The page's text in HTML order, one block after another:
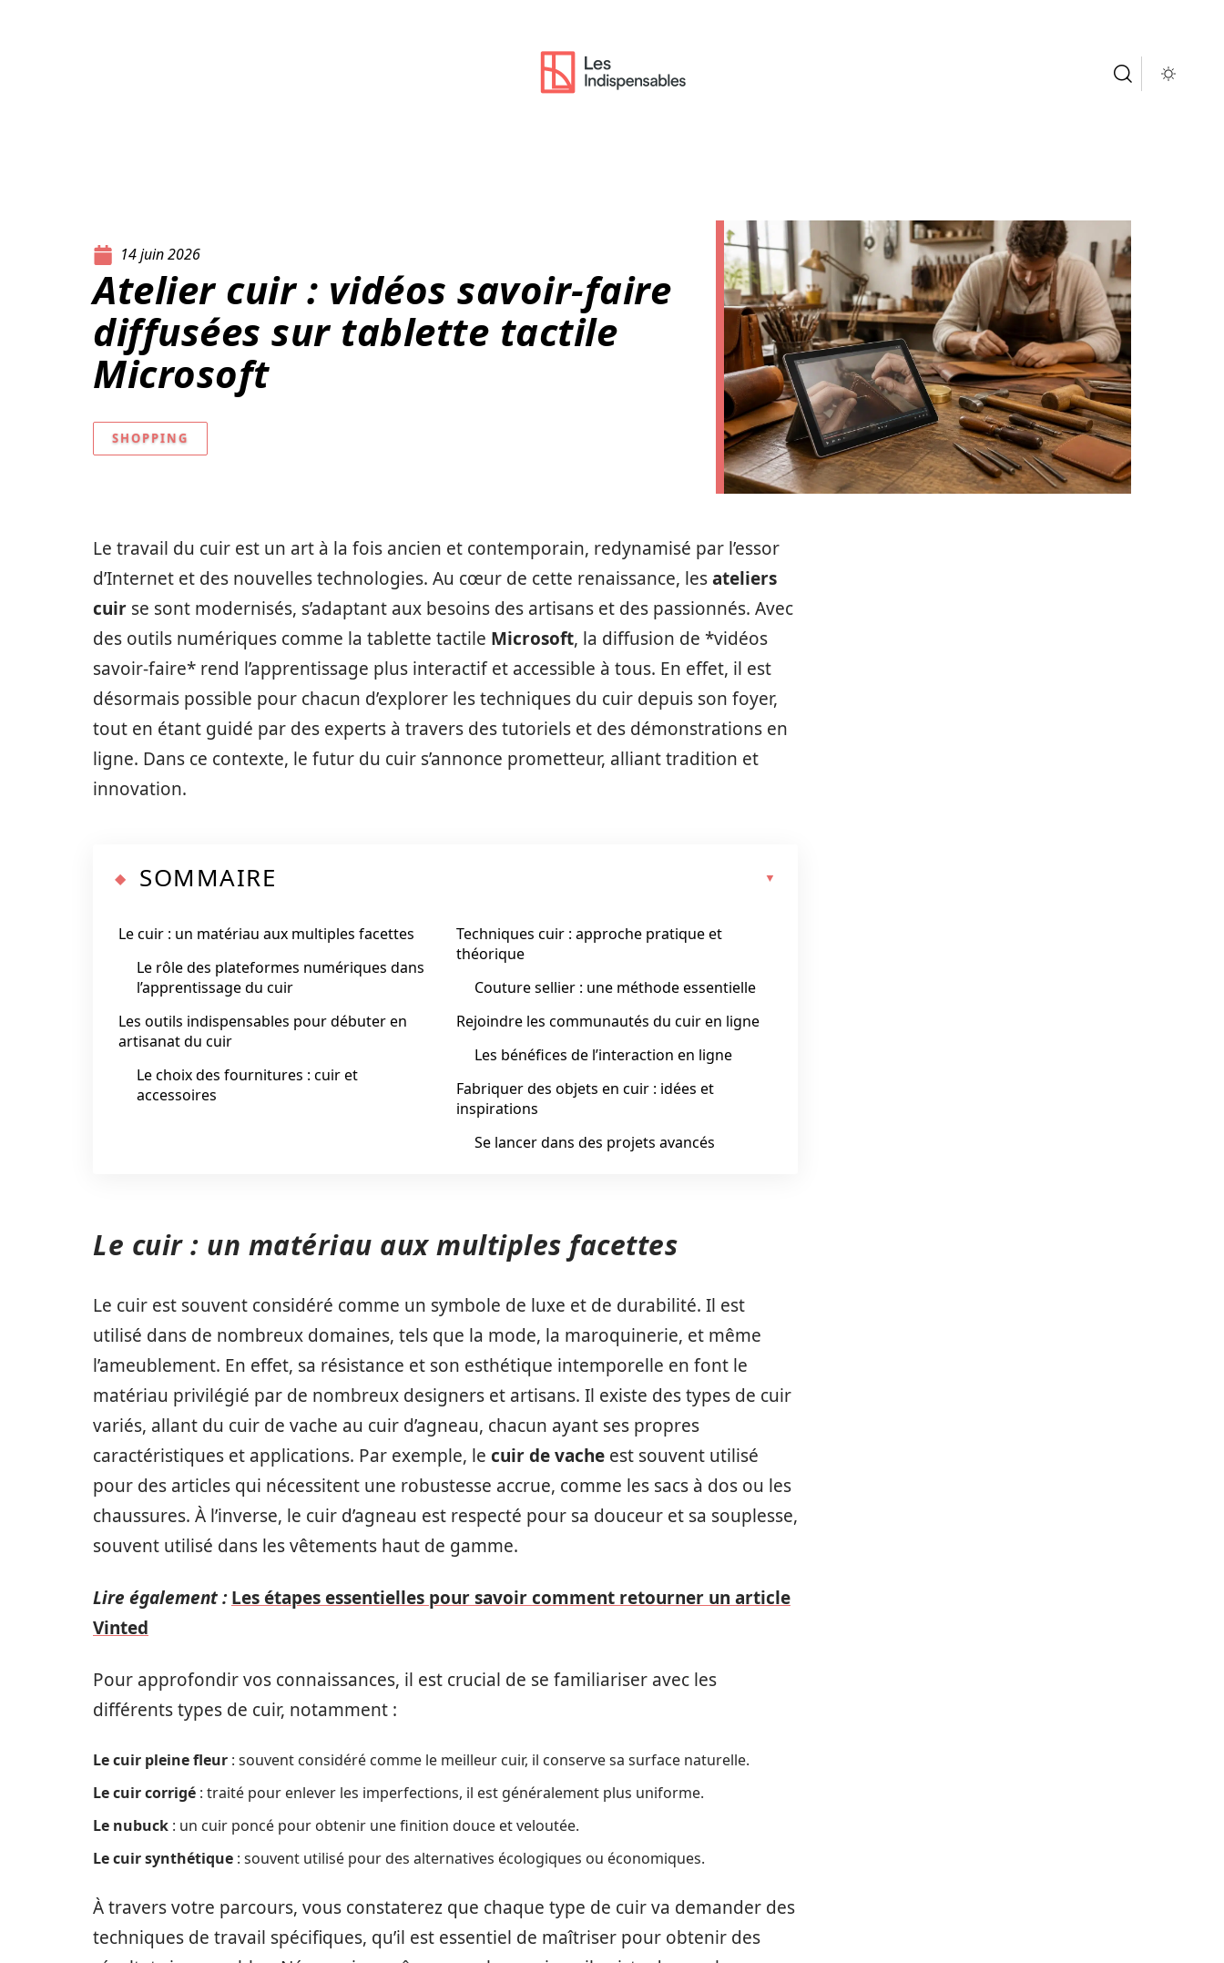
14 juin 2026
Atelier cuir : vidéos savoir-faire
diffusées sur tablette tactile
Microsoft
SHOPPING
Le travail du cuir est un art à la fois ancien et contemporain, redynamisé par l’essor
d’Internet et des nouvelles technologies. Au cœur de cette renaissance, lesateliers
cuir se sont modernisés, s’adaptant aux besoins des artisans et des passionnés. Avec
des outils numériques comme la tablette tactile Microsoft, la diffusion de *vidéos
savoir-faire* rend l’apprentissage plus interactif et accessible à tous. En effet, il est
désormais possible pour chacun d’explorer les techniques du cuir depuis son foyer,
tout en étant guidé par des experts à travers des tutoriels et des démonstrations en
ligne. Dans ce contexte, le futur du cuir s’annonce prometteur, alliant tradition et
innovation.
SOMMAIRE
Le cuir : un matériau aux multiples facettes
Le rôle des plateformes numériques dans
l’apprentissage du cuir
Les outils indispensables pour débuter en
artisanat du cuir
Le choix des fournitures : cuir et
accessoires
Techniques cuir : approche pratique et
théorique
Couture sellier : une méthode essentielle
Rejoindre les communautés du cuir en ligne
Les bénéfices de l’interaction en ligne
Fabriquer des objets en cuir : idées et
inspirations
Se lancer dans des projets avancés
Le cuir : un matériau aux multiples facettes
Le cuir est souvent considéré comme un symbole de luxe et de durabilité. Il est
utilisé dans de nombreux domaines, tels que la mode, la maroquinerie, et même
l’ameublement. En effet, sa résistance et son esthétique intemporelle en font le
matériau privilégié par de nombreux designers et artisans. Il existe des types de cuir
variés, allant du cuir de vache au cuir d’agneau, chacun ayant ses propres
caractéristiques et applications. Par exemple, le cuir de vache est souvent utilisé
pour des articles qui nécessitent une robustesse accrue, comme les sacs à dos ou les
chaussures. À l’inverse, le cuir d’agneau est respecté pour sa douceur et sa souplesse,
souvent utilisé dans les vêtements haut de gamme.
Lire également : Les étapes essentielles pour savoir comment retourner un article
Vinted
Pour approfondir vos connaissances, il est crucial de se familiariser avec les
différents types de cuir, notamment :
Le cuir pleine fleur : souvent considéré comme le meilleur cuir, il conserve sa surface naturelle.
Le cuir corrigé : traité pour enlever les imperfections, il est généralement plus uniforme.
Le nubuck : un cuir poncé pour obtenir une finition douce et veloutée.
Le cuir synthétique : souvent utilisé pour des alternatives écologiques ou économiques.
À travers votre parcours, vous constaterez que chaque type de cuir va demander des
techniques de travail spécifiques, qu’il est essentiel de maîtriser pour obtenir des